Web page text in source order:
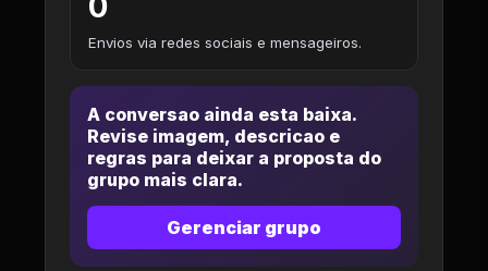
Envios via redes sociais e mensageiros.
A conversao ainda esta baixa.
Revise imagem, descricao e
regras para deixar a proposta do
grupo mais clara.
Gerenciar grupo